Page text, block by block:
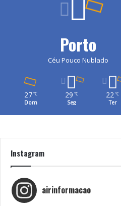
Porto
Céu Pouco Nublado
27 ℃
Dom
29 ℃
Seg
22℃
Ter
Instagram
airinformacao